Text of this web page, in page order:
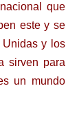
que
este y se
y los
sirven para
un mundo